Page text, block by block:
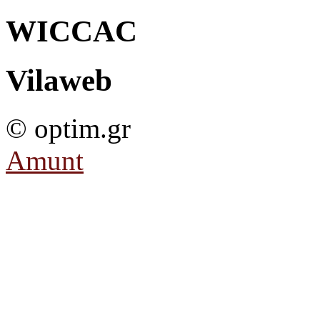
WICCAC
Vilaweb
© optim.gr
Amunt